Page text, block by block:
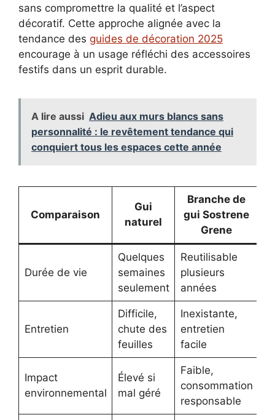
sans compromettre la qualité et l’aspect
décoratif. Cette approche alignée avec la
tendance des guides de décoration 2025
encourage à un usage réfléchi des accessoires
festifs dans un esprit durable.
A lire aussi Adieu aux murs blancs sans
personnalité : le revêtement tendance qui
conquiert tous les espaces cette année
Comparaison
Gui
naturel
Branche de
gui Sostrene
Grene
Durée de vie
Quelques
semaines
seulement
Reutilisable
plusieurs
années
Entretien
Difficile,
chute des
feuilles
Inexistante,
entretien
facile
Impact
environnemental
Élevé si
mal géré
Faible,
consommation
responsable